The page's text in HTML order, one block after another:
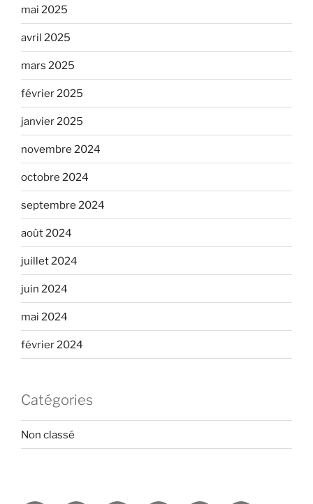
mai 2025
avril 2025
mars 2025
février 2025
janvier 2025
novembre 2024
octobre 2024
septembre 2024
août 2024
juillet 2024
juin 2024
mai 2024
février 2024
Catégories
Non classé